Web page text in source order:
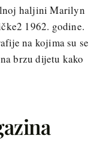
haljini Marilyn
1962. godine.
na kojima su se
brzu dijetu kako